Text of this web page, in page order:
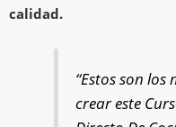
calidad.
“Estos son
crear este